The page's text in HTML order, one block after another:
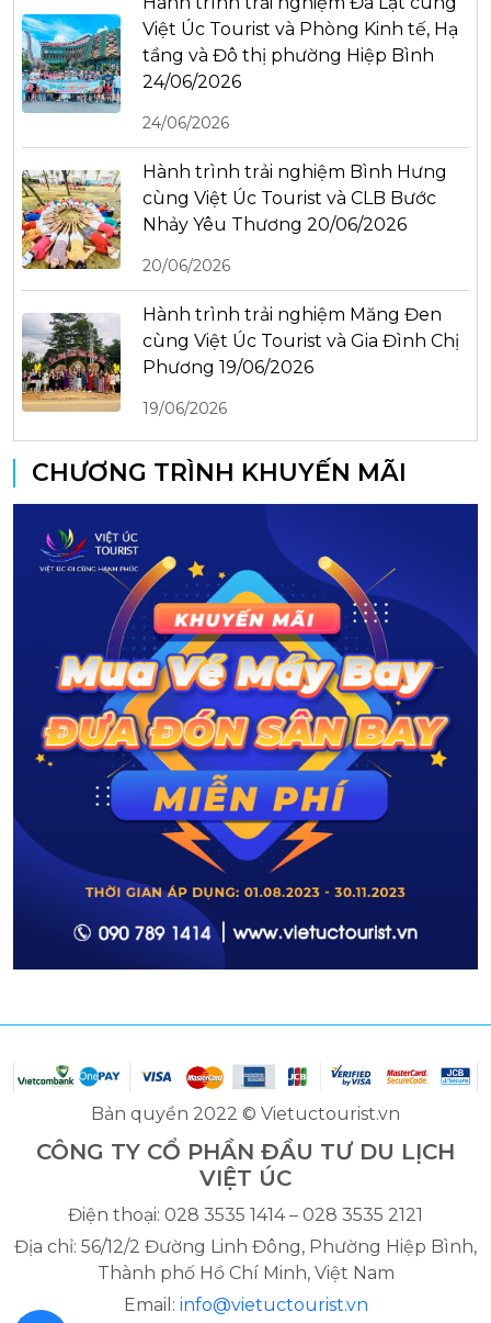
Việt Úc Tourist và Phòng Kinh tế, Hạ
tầng và Đô thị phường Hiệp Bình
24/06/2026
24/06/2026
Hành trình trải nghiệm Bình Hưng
cùng Việt Úc Tourist và CLB Bước
Nhảy Yêu Thương 20/06/2026
20/06/2026
Hành trình trải nghiệm Măng Đen
cùng Việt Úc Tourist và Gia Đình Chị
Phương 19/06/2026
19/06/2026
CHƯƠNG TRÌNH KHUYẾN MÃI
Bản quyền 2022 © Vietuctourist.vn
CÔNG TY CỔ PHẦN ĐẦU TƯ DU LỊCH
VIỆT ÚC
Điện thoại: 028 3535 1414 – 028 3535 2121
Địa chỉ: 56/12/2 Đường Linh Đông, Phường Hiệp Bình,
Thành phố Hồ Chí Minh, Việt Nam
Email: info@vietuctourist.vn